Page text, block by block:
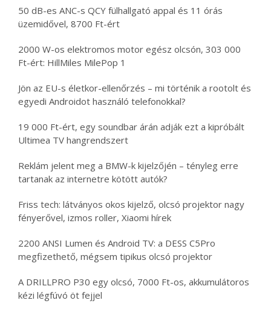
50 dB-es ANC-s QCY fülhallgató appal és 11 órás
üzemidővel, 8700 Ft-ért
2000 W-os elektromos motor egész olcsón, 303 000
Ft-ért: HillMiles MilePop 1
Jön az EU-s életkor-ellenőrzés – mi történik a rootolt és
egyedi Androidot használó telefonokkal?
19 000 Ft-ért, egy soundbar árán adják ezt a kipróbált
Ultimea TV hangrendszert
Reklám jelent meg a BMW-k kijelzőjén – tényleg erre
tartanak az internetre kötött autók?
Friss tech: látványos okos kijelző, olcsó projektor nagy
fényerővel, izmos roller, Xiaomi hírek
2200 ANSI Lumen és Android TV: a DESS C5Pro
megfizethető, mégsem tipikus olcsó projektor
A DRILLPRO P30 egy olcsó, 7000 Ft-os, akkumulátoros
kézi légfúvó öt fejjel